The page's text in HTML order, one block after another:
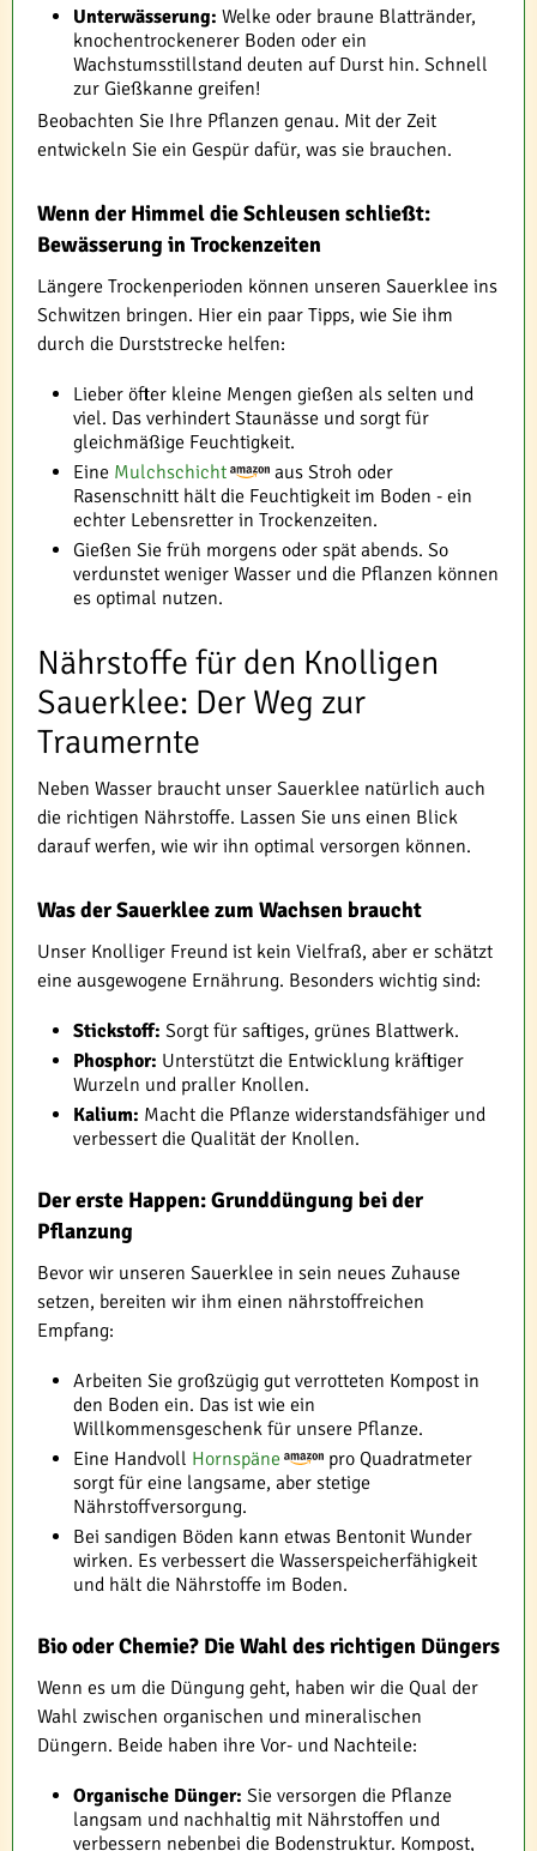
Unterwässerung: Welke oder braune Blattränder,
knochentrockenerer Boden oder ein
Wachstumsstillstand deuten auf Durst hin. Schnell
zur Gießkanne greifen!
Beobachten Sie Ihre Pflanzen genau. Mit der Zeit
entwickeln Sie ein Gespür dafür, was sie brauchen.
Wenn der Himmel die Schleusen schließt:
Bewässerung in Trockenzeiten
Längere Trockenperioden können unseren Sauerklee ins
Schwitzen bringen. Hier ein paar Tipps, wie Sie ihm
durch die Durststrecke helfen:
Lieber öfter kleine Mengen gießen als selten und
viel. Das verhindert Staunässe und sorgt für
gleichmäßige Feuchtigkeit.
Eine Mulchschicht
aus Stroh oder
Rasenschnitt hält die Feuchtigkeit im Boden - ein
echter Lebensretter in Trockenzeiten.
Gießen Sie früh morgens oder spät abends. So
verdunstet weniger Wasser und die Pflanzen können
es optimal nutzen.
Nährstoffe für den Knolligen
Sauerklee: Der Weg zur
Traumernte
Neben Wasser braucht unser Sauerklee natürlich auch
die richtigen Nährstoffe. Lassen Sie uns einen Blick
darauf werfen, wie wir ihn optimal versorgen können.
Was der Sauerklee zum Wachsen braucht
Unser Knolliger Freund ist kein Vielfraß, aber er schätzt
eine ausgewogene Ernährung. Besonders wichtig sind:
Stickstoff: Sorgt für saftiges, grünes Blattwerk.
Phosphor: Unterstützt die Entwicklung kräftiger
Wurzeln und praller Knollen.
Kalium: Macht die Pflanze widerstandsfähiger und
verbessert die Qualität der Knollen.
Der erste Happen: Grunddüngung bei der
Pflanzung
Bevor wir unseren Sauerklee in sein neues Zuhause
setzen, bereiten wir ihm einen nährstoffreichen
Empfang:
Arbeiten Sie großzügig gut verrotteten Kompost in
den Boden ein. Das ist wie ein
Willkommensgeschenk für unsere Pflanze.
Eine Handvoll Hornspäne
pro Quadratmeter
sorgt für eine langsame, aber stetige
Nährstoffversorgung.
Bei sandigen Böden kann etwas Bentonit Wunder
wirken. Es verbessert die Wasserspeicherfähigkeit
und hält die Nährstoffe im Boden.
Bio oder Chemie? Die Wahl des richtigen Düngers
Wenn es um die Düngung geht, haben wir die Qual der
Wahl zwischen organischen und mineralischen
Düngern. Beide haben ihre Vor- und Nachteile:
Organische Dünger: Sie versorgen die Pflanze
langsam und nachhaltig mit Nährstoffen und
verbessern nebenbei die Bodenstruktur. Kompost,